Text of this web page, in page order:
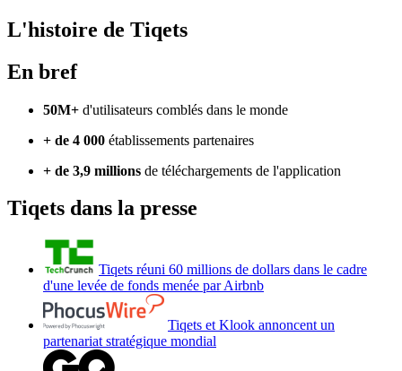
L'histoire de Tiqets
En bref
50M+ d'utilisateurs comblés dans le monde
+ de 4 000 établissements partenaires
+ de 3,9 millions de téléchargements de l'application
Tiqets dans la presse
Tiqets réuni 60 millions de dollars dans le cadre
d'une levée de fonds menée par Airbnb
Tiqets et Klook annoncent un
partenariat stratégique mondial